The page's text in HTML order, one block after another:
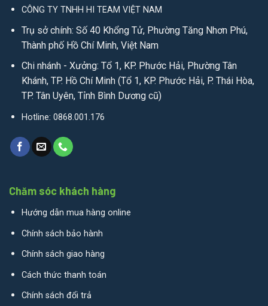
CÔNG TY TNHH HI TEAM VIỆT NAM
Trụ sở chính: Số 40 Khổng Tử, Phường Tăng Nhơn Phú,
Thành phố Hồ Chí Minh, Việt Nam
Chi nhánh - Xưởng: Tổ 1, KP. Phước Hải, Phường Tân
Khánh, TP. Hồ Chí Minh (Tổ 1, KP. Phước Hải, P. Thái Hòa,
TP. Tân Uyên, Tỉnh Bình Dương cũ)
Hotline: 0868.001.176
Chăm sóc khách hàng
Hướng dẫn mua hàng online
Chính sách bảo hành
Chính sách giao hàng
Cách thức thanh toán
Chính sách đổi trả